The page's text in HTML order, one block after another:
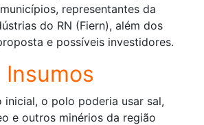
representantes da
do RN (Fiern), além dos
e possíveis investidores.
Insumos
inicial, o polo poderia usar sal,
e outros minérios da região